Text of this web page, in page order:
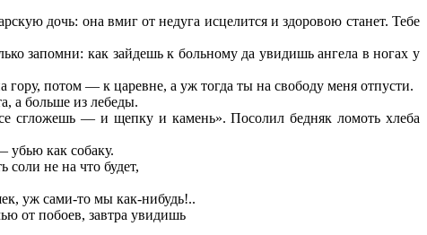
дочь: она вмиг от недуга исцелится и здоровою станет. Тебе
запомни: как зайдешь к больному да увидишь ангела в ногах у
потом — к царевне, а уж тогда ты на свободу меня отпусти.
а больше из лебеды.
сгложешь — и щепку и камень». Посолил бедняк ломоть хлеба
убью как собаку.
соли не на что будет,
уж сами-то мы как-нибудь!..
от побоев, завтра увидишь